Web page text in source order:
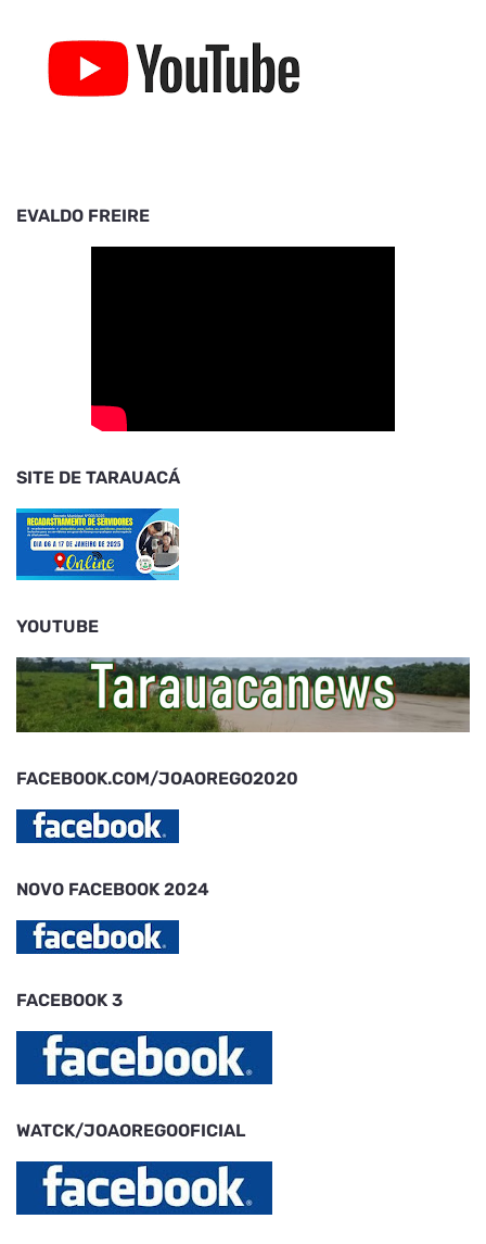
EVALDO FREIRE
SITE DE TARAUACÁ
YOUTUBE
FACEBOOK.COM/JOAOREGO2020
NOVO FACEBOOK 2024
FACEBOOK 3
WATCK/JOAOREGOOFICIAL